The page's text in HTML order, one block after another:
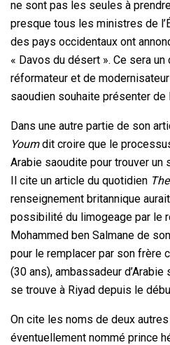
ne sont pas les seules à
presque tous les ministres de
des pays occidentaux ont
« Davos du désert ». Ce sera un
réformateur et de
saoudien souhaite présenter de
Dans une autre partie de son
Youmdit croire que le
Arabie saoudite pour trouver un
Il cite un article du quotidien
renseignement britannique
possibilité du limogeage par le
Mohammed ben Salmane de
pour le remplacer par son frère
(30 ans), ambassadeur
se trouve à Riyad depuis le
On cite les noms de deux
éventuellement nommé prince